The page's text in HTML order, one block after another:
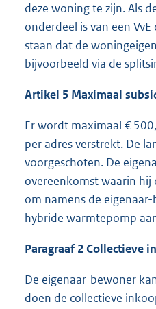
deze woning te zijn. Als
onderdeel is van een
staan dat de
bijvoorbeeld via de
Artikel 5 Maximaal
Er wordt maximaal €
per adres verstrekt. De
voorgeschoten. De
overeenkomst waarin hij
om namens de
hybride warmtepomp
Paragraaf 2 Collectieve
De eigenaar-bewoner
doen de collectieve